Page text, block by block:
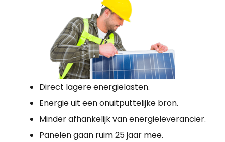
Direct lagere energielasten.
Energie uit een onuitputtelijke bron.
Minder afhankelijk van energieleverancier.
Panelen gaan ruim 25 jaar mee.